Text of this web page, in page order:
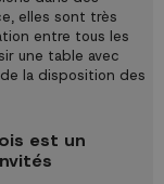
elles sont très
entre tous les
une table avec
la disposition des
est un